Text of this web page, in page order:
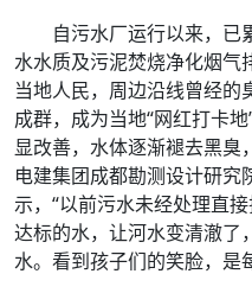
自污水厂运行以来，已
水水质及污泥焚烧净化烟气
当地人民，周边沿线曾经
成群，成为当地“网红打卡
显改善，水体逐渐褪去黑臭
电建集团成都勘测设计研究
示，“以前污水未经处理直
达标的水，让河水变清澈了
水。看到孩子们的笑脸，是